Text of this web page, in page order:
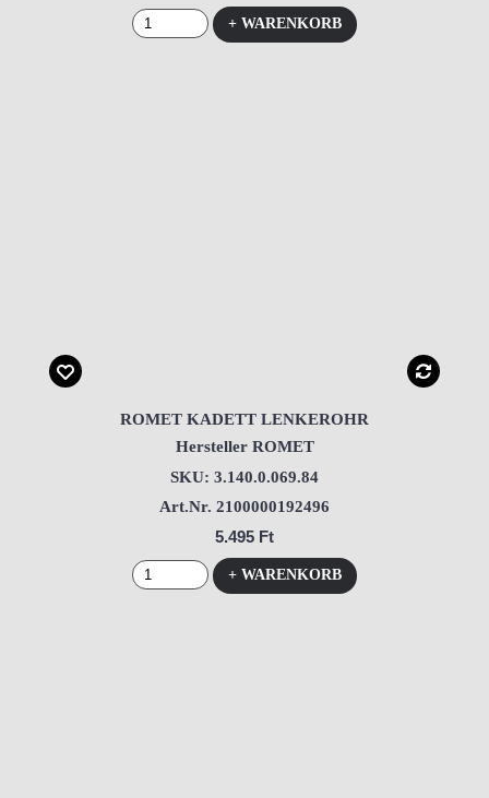
+ WARENKORB
ROMET KADETT LENKEROHR
Hersteller ROMET
SKU: 3.140.0.069.84
Art.Nr. 2100000192496
5.495 Ft
+ WARENKORB